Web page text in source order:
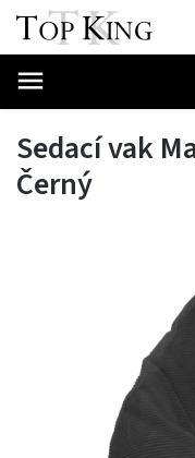
Sedací vak
Černý